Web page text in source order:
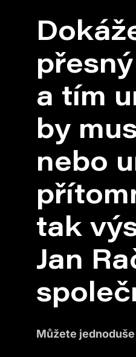
a tím
by
nebo
tak
Jan
Můžete